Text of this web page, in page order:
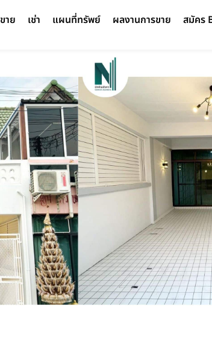
ขาย เช่า แผนที่ทรัพย์ ผลงานการขาย สมัคร